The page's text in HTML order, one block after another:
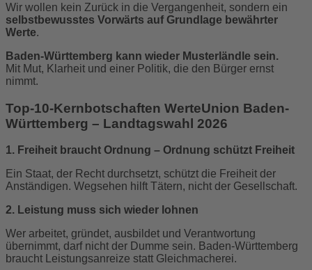
Wir wollen kein Zurück in die Vergangenheit, sondern ein
selbstbewusstes Vorwärts auf Grundlage bewährter
Werte.
Baden-Württemberg kann wieder Musterländle sein.
Mit Mut, Klarheit und einer Politik, die den Bürger ernst
nimmt.
Top-10-Kernbotschaften WerteUnion Baden-
Württemberg – Landtagswahl 2026
1. Freiheit braucht Ordnung – Ordnung schützt Freiheit
Ein Staat, der Recht durchsetzt, schützt die Freiheit der
Anständigen. Wegsehen hilft Tätern, nicht der Gesellschaft.
2. Leistung muss sich wieder lohnen
Wer arbeitet, gründet, ausbildet und Verantwortung
übernimmt, darf nicht der Dumme sein. Baden-Württemberg
braucht Leistungsanreize statt Gleichmacherei.